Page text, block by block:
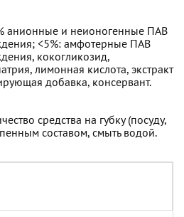
анионные и неионогенные ПАВ
<5%: амфотерные ПАВ
кокогликозид,
лимонная кислота, экстракт
добавка, консервант.
средства на губку (посуду,
составом, смыть водой.